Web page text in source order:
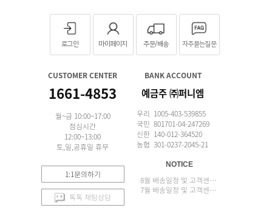
로그인 마이페이지 주문/배송 자주묻는질문
CUSTOMER CENTER
1661-4853
월~금 10:00~17:00
점심시간
12:00~13:00
토,일,공휴일 휴무
1:1문의하기
톡톡 채팅상담
BANK ACCOUNT
예금주 ㈜퍼니엠
우리 1005-403-539855
국민 801701-04-247269
신한 140-012-364520
농협 301-0237-2045-21
NOTICE
8월 배송일정 및 고객센터 업무 안내
7월 배송일정 및 고객센터 업무 안내